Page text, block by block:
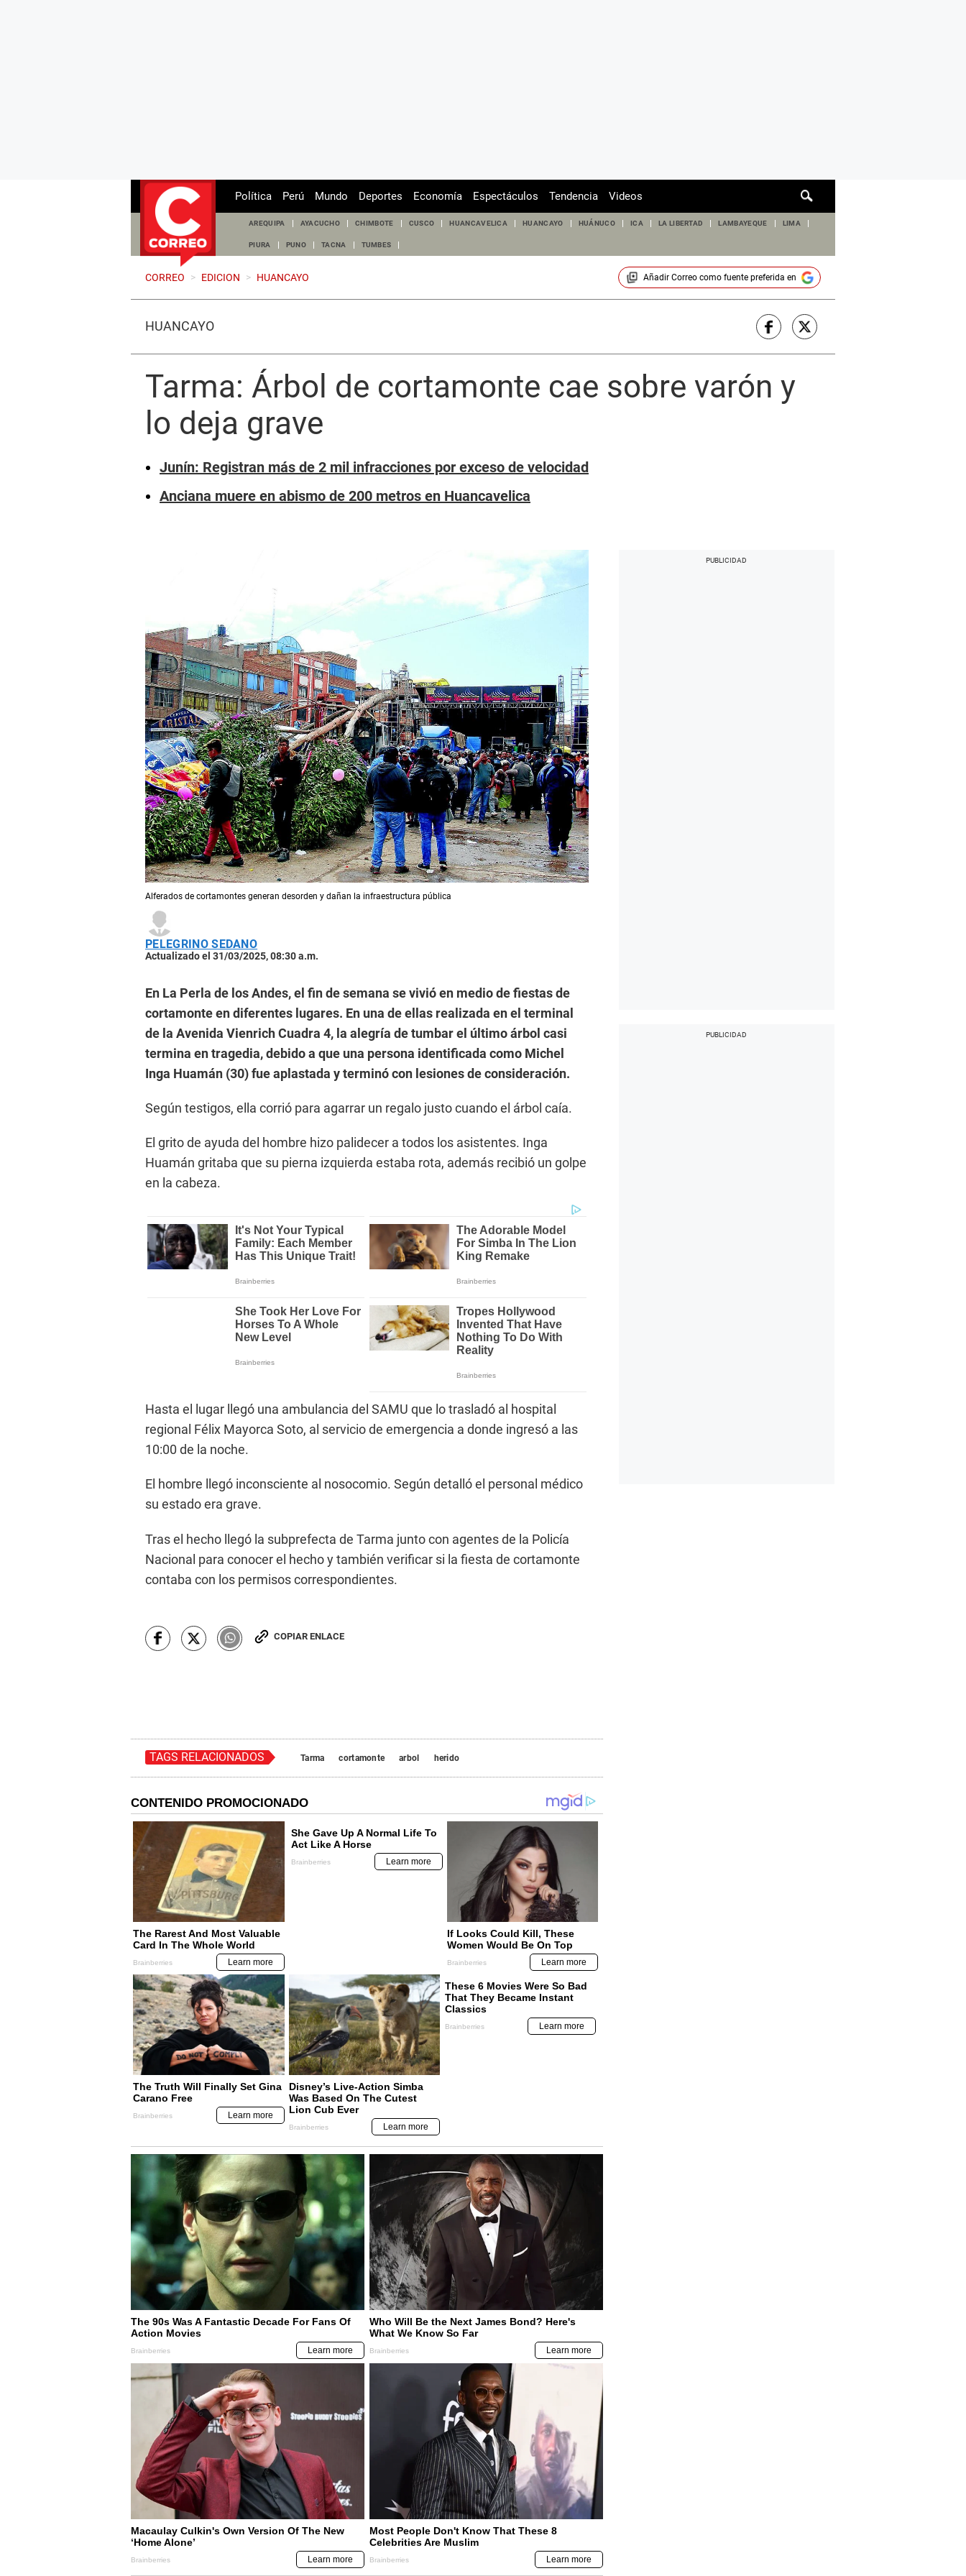
de
Política Perú Mundo Deportes Economía Espectáculos Tendencia Videos
AREQUIPA AYACUCHO CHIMBOTE CUSCO HUANCAVELICA HUANCAYO HUÁNUCO ICA LA LIBERTAD LAMBAYEQUE LIMA
PIURA PUNO TACNA TUMBES
CORREO > EDICION > HUANCAYO Añadir Correocomo fuente preferida en
HUANCAYO
Tarma: Árbol de cortamonte cae sobre varón y
lo deja grave
Junín: Registran más de 2 mil infracciones por exceso de velocidad
Anciana muere en abismo de 200 metros en Huancavelica
Alferados de cortamontes generan desorden y dañan la infraestructura pública
PELEGRINO SEDANO
Actualizado el 31/03/2025, 08:30 a.m.
En La Perla de los Andes, el fin de semana se vivió en medio de fiestas de
cortamonte en diferentes lugares. En una de ellas realizada en el terminal
de la Avenida Vienrich Cuadra 4, la alegría de tumbar el último árbol casi
termina en tragedia, debido a que una persona identificada como Michel
Inga Huamán (30) fue aplastada y terminó con lesiones de consideración.
Según testigos, ella corrió para agarrar un regalo justo cuando el árbol caía.
El grito de ayuda del hombre hizo palidecer a todos los asistentes. Inga
Huamán gritaba que su pierna izquierda estaba rota, además recibió un golpe
en la cabeza.
Hasta el lugar llegó una ambulancia del SAMU que lo trasladó al hospital
regional Félix Mayorca Soto, al servicio de emergencia a donde ingresó a las
10:00 de la noche.
El hombre llegó inconsciente al nosocomio. Según detalló el personal médico
su estado era grave.
Tras el hecho llegó la subprefecta de Tarma junto con agentes de la Policía
Nacional para conocer el hecho y también verificar si la fiesta de cortamonte
contaba con los permisos correspondientes.
COPIAR ENLACE
TAGS RELACIONADOS Tarma cortamonte arbol herido